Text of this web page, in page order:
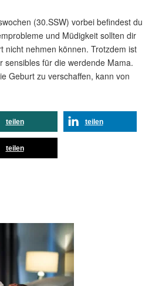
(30.SSW) vorbei befindest du
und Müdigkeit sollten dir
nicht nehmen können. Trotzdem ist
sensibles für die werdende Mama.
Geburt zu verschaffen, kann von
teilen teilen
teilen